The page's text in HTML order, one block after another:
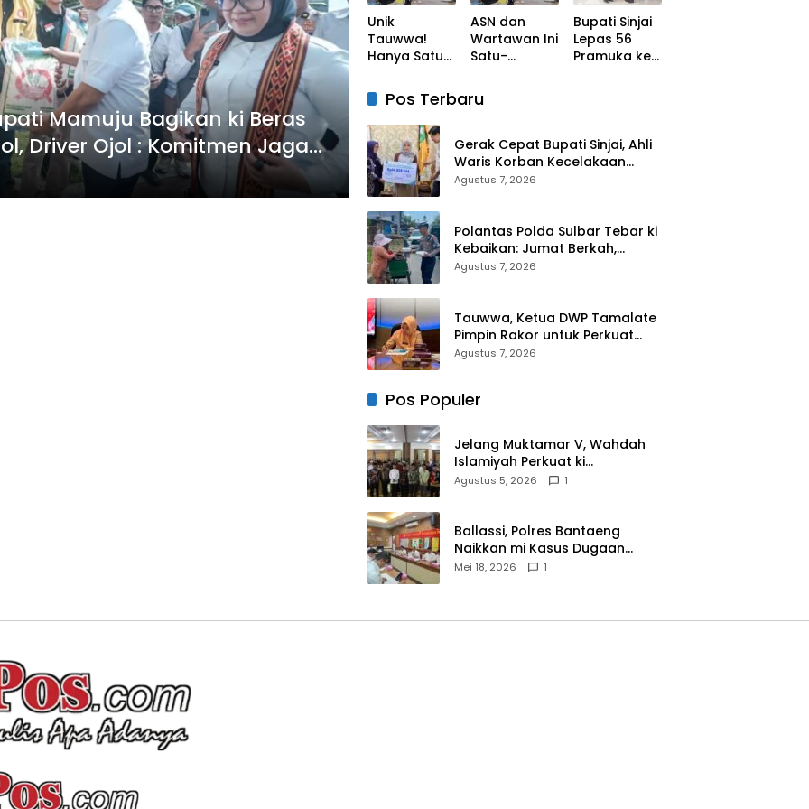
Mamuju Bagikan ki Beras
Driver Ojol : Komitmen Jaga
Terima
Santunan
BPJS
Ketenagakerj
Senyum dan
Peduli
Sepenuh Hati
dan Evaluasi
Program
Unik
Tauwwa!
Hanya Satu
Pasang
Bendera
Merah Putih
di Blok J BTN
Lappa Mas 1
Sinjai
ASN dan
Wartawan Ini
Satu-
Bendera
di BTN Lappa
Mas 1 Sinjai
Bupati Sinjai
Lepas 56
Pramuka ke
Pos Terbaru
Gerak Cepat Bupati Sinjai, Ahli
Waris Korban Kecelakaan
Kerja di Morowali Terima
Agustus 7, 2026
Polantas Polda Sulbar Tebar ki
Kebaikan: Jumat Berkah,
Berbagi Senyum dan Peduli
Agustus 7, 2026
Tauwwa, Ketua DWP Tamalate
Pimpin Rakor untuk Perkuat
Administrasi dan Evaluasi
Agustus 7, 2026
Pos Populer
Jelang Muktamar V, Wahdah
Islamiyah Perkuat ki
Wasathiyah dan Kebangsaan
Agustus 5, 2026 1
Ballassi, Polres Bantaeng
Naikkan mi Kasus Dugaan
Korupsi PDAM ke Penyidikan
Mei 18, 2026 1